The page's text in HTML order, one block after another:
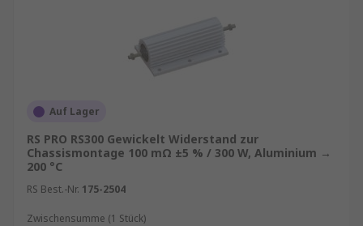
Auf Lager
RS PRO RS300 Gewickelt Widerstand zur
Chassismontage 100 mΩ ±5 % / 300 W, Aluminium →
200 °C
RS Best.-Nr. 175-2504
Zwischensumme (1 Stück)